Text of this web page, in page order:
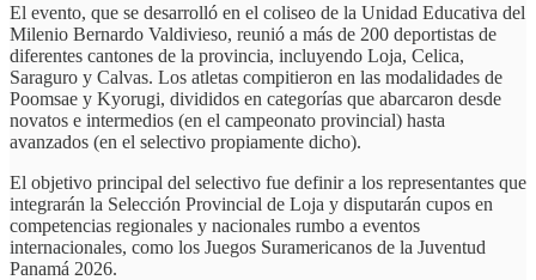
El evento, que se desarrolló en el coliseo de la Unidad Educativa del
Milenio Bernardo Valdivieso, reunió a más de 200 deportistas de
diferentes cantones de la provincia, incluyendo Loja, Celica,
Saraguro y Calvas. Los atletas compitieron en las modalidades de
Poomsae y Kyorugi, divididos en categorías que abarcaron desde
novatos e intermedios (en el campeonato provincial) hasta
avanzados (en el selectivo propiamente dicho).
El objetivo principal del selectivo fue definir a los representantes que
integrarán la Selección Provincial de Loja y disputarán cupos en
competencias regionales y nacionales rumbo a eventos
internacionales, como los Juegos Suramericanos de la Juventud
Panamá 2026.